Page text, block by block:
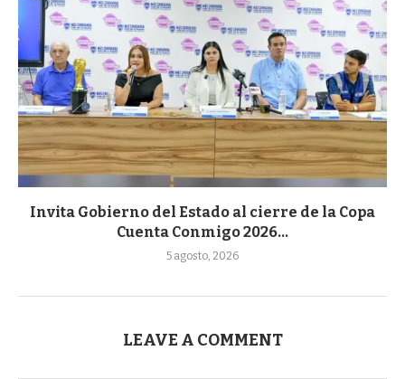
Invita Gobierno del Estado al cierre de la Copa
Cuenta Conmigo 2026...
5 agosto, 2026
LEAVE A COMMENT